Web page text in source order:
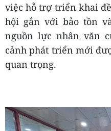
việc hỗ trợ triển khai
hội gắn với bảo tồn
nguồn lực nhân văn
cảnh phát triển mới
quan trọng.